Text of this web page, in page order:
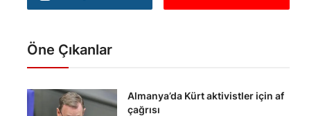
Öne Çıkanlar
Almanya’da Kürt aktivistler için af
çağrısı